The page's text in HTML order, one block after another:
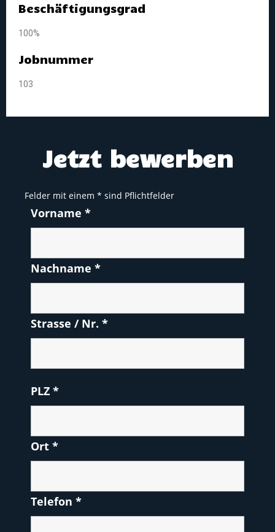
Beschäftigungsgrad
100%
Jobnummer
103
Jetzt bewerben
Felder mit einem * sind Pflichtfelder
Vorname *
Nachname *
Strasse / Nr. *
PLZ *
Ort *
Telefon *